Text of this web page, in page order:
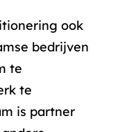
ook
bedrijven
te
te
is partner